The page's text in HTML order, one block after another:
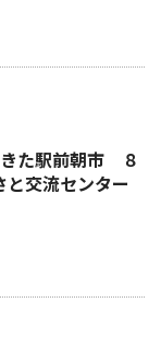
た駅前朝市 ８
と交流センター